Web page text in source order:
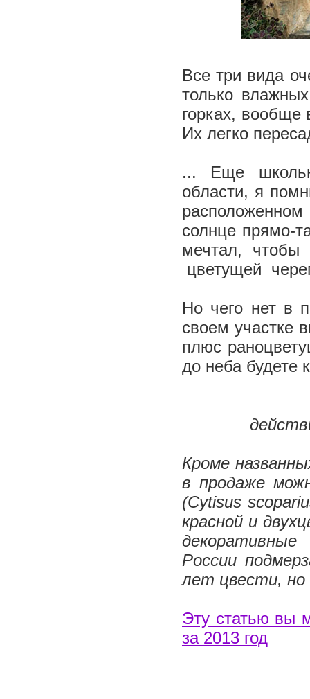
Все три вида
только
горках, вообще
Их легко
... Еще
области, я
солнце прямо-
мечтал,
цветущей
Но чего нет в
своем участке
плюс
до неба будете
Кроме
в продаже
(Cytisus
красной и
России
лет цвести,
Эту статью вы
за 2013 год